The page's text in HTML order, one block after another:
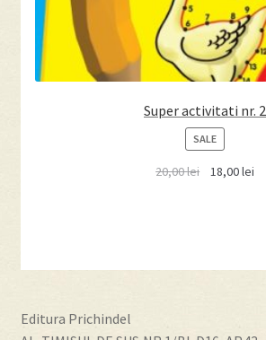
Super activitati nr. 2
SALEPRODUCT
ON
SALE
20,00lei 18,00lei
Editura Prichindel